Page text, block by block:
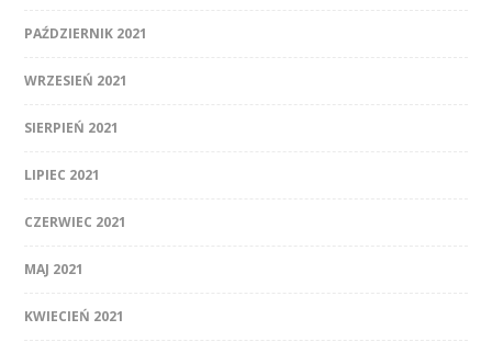
PAŹDZIERNIK 2021
WRZESIEŃ 2021
SIERPIEŃ 2021
LIPIEC 2021
CZERWIEC 2021
MAJ 2021
KWIECIEŃ 2021